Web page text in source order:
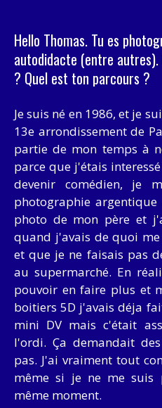
Hello Thomas. Tu es
autodidacte (entre
? Quel est ton parcours ?
Je suis né en 1986, et je
13e arrondissement de
partie de mon temps à
parce que j'étais
devenir comédien, je
photographie
photo de mon père et
quand j'avais de quoi
et que je ne faisais pas
au supermarché. En
pouvoir en faire plus et
boitiers 5D j'avais déja
mini DV mais c'était
l'ordi. Ça demandait
pas. J'ai vraiment tout
même si je ne me suis
même moment.